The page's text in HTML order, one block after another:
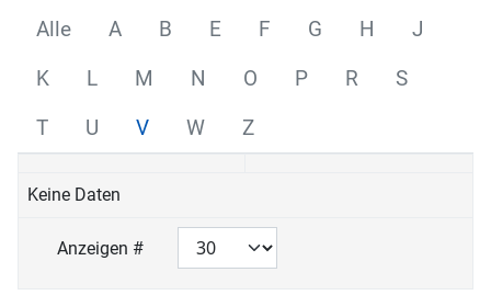
Alle A B E F G H
J
K
L M N O P R
S
T
U V W Z
Anzeigen #
Keine Daten